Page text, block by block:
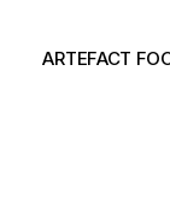
ARTEFACT